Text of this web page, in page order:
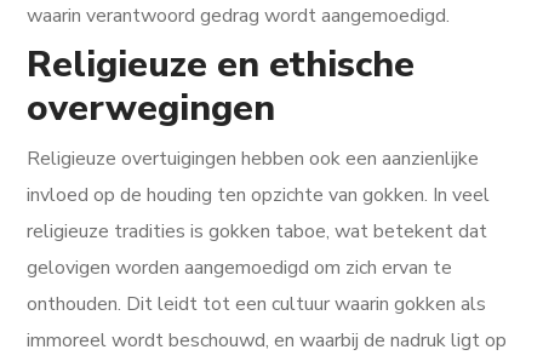
waarin verantwoord gedrag wordt aangemoedigd.
Religieuze en ethische
overwegingen
Religieuze overtuigingen hebben ook een aanzienlijke
invloed op de houding ten opzichte van gokken. In veel
religieuze tradities is gokken taboe, wat betekent dat
gelovigen worden aangemoedigd om zich ervan te
onthouden. Dit leidt tot een cultuur waarin gokken als
immoreel wordt beschouwd, en waarbij de nadruk ligt op